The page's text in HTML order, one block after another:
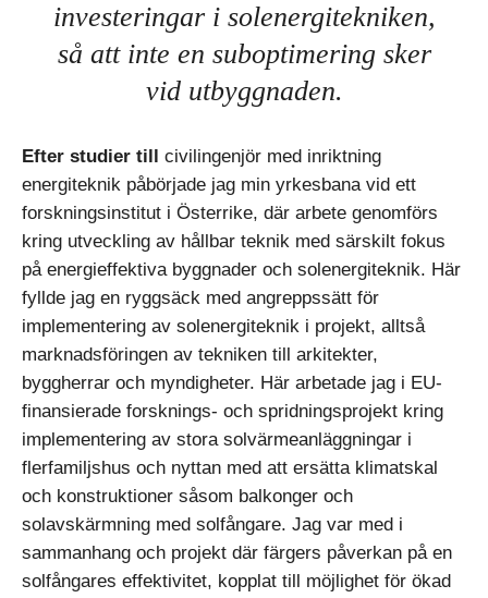
investeringar i solenergitekniken,
så att inte en suboptimering sker
vid utbyggnaden.
Efter studier till civilingenjör med inriktning
energiteknik påbörjade jag min yrkesbana vid ett
forskningsinstitut i Österrike, där arbete genomförs
kring utveckling av hållbar teknik med särskilt fokus
på energieffektiva byggnader och solenergiteknik. Här
fyllde jag en ryggsäck med angreppssätt för
implementering av solenergiteknik i projekt, alltså
marknadsföringen av tekniken till arkitekter,
byggherrar och myndigheter. Här arbetade jag i EU-
finansierade forsknings- och spridningsprojekt kring
implementering av stora solvärmeanläggningar i
flerfamiljshus och nyttan med att ersätta klimatskal
och konstruktioner såsom balkonger och
solavskärmning med solfångare. Jag var med i
sammanhang och projekt där färgers påverkan på en
solfångares effektivitet, kopplat till möjlighet för ökad